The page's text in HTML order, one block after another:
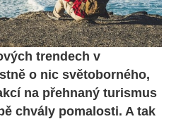
trendech v
o nic světoborného,
na přehnaný turismus
chvály pomalosti. A tak